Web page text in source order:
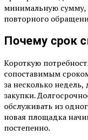
минимальную сумму,
повторного
Почему срок
Короткую
сопоставимым
за несколько
закупки.
обслуживать из
новая площадка
постепенно.